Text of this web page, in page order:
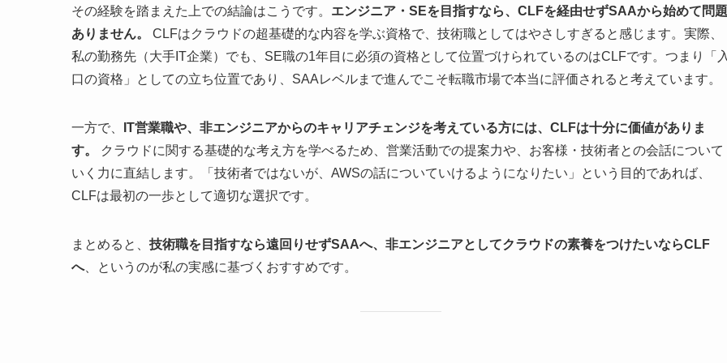
その経験を踏まえた上での結論はこうです。 エンジニア・SEを目指すなら、CLFを経由せずSAAから始めて問題
ありません。
CLFはクラウドの超基礎的な内容を学ぶ資格で、技術職としてはやさしすぎると感じます。実際、
私の勤務先（大手IT企業）でも、SE職の1年目に必須の資格として位置づけられているのはCLFです。つまり「
口の資格」としての立ち位置であり、SAAレベルまで進んでこそ転職市場で本当に評価されると考えています。
一方で、
IT営業職や、非エンジニアからのキャリアチェンジを考えている方には、CLFは十分に価値がありま
す。
クラウドに関する基礎的な考え方を学べるため、営業活動での提案力や、お客様・技術者との会話について
いく力に直結します。「技術者ではないが、AWSの話についていけるようになりたい」という目的であれば、
CLFは最初の一歩として適切な選択です。
まとめると、 技術職を目指すなら遠回りせずSAAへ、非エンジニアとしてクラウドの素養をつけたいならCLF
へ、というのが私の実感に基づくおすすめです。